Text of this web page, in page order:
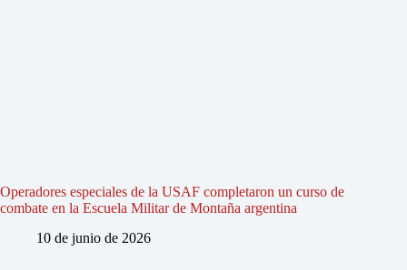
Operadores especiales de la USAF completaron un curso de
combate en la Escuela Militar de Montaña argentina
10 de junio de 2026